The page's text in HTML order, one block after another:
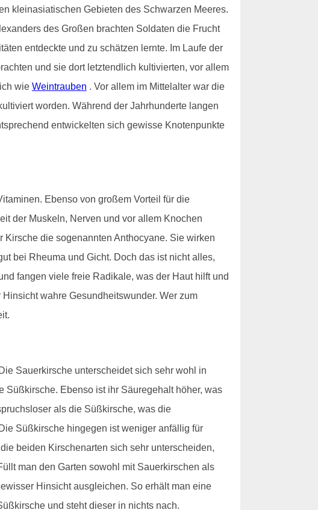
kleinasiatischen Gebieten des Schwarzen Meeres.
des Großen brachten Soldaten die Frucht
entdeckte und zu schätzen lernte. Im Laufe der
und sie dort letztendlich kultivierten, vor allem
wie Weintrauben . Vor allem im Mittelalter war die
worden. Während der Jahrhunderte langen
entwickelten sich gewisse Knotenpunkte
Ebenso von großem Vorteil für die
der Muskeln, Nerven und vor allem Knochen
die sogenannten Anthocyane. Sie wirken
bei Rheuma und Gicht. Doch das ist nicht alles,
fangen viele freie Radikale, was der Haut hilft und
wahre Gesundheitswunder. Wer zum
Sauerkirsche unterscheidet sich sehr wohl in
Ebenso ist ihr Säuregehalt höher, was
als die Süßkirsche, was die
Süßkirsche hingegen ist weniger anfällig für
beiden Kirschenarten sich sehr unterscheiden,
man den Garten sowohl mit Sauerkirschen als
Hinsicht ausgleichen. So erhält man eine
und steht dieser in nichts nach.